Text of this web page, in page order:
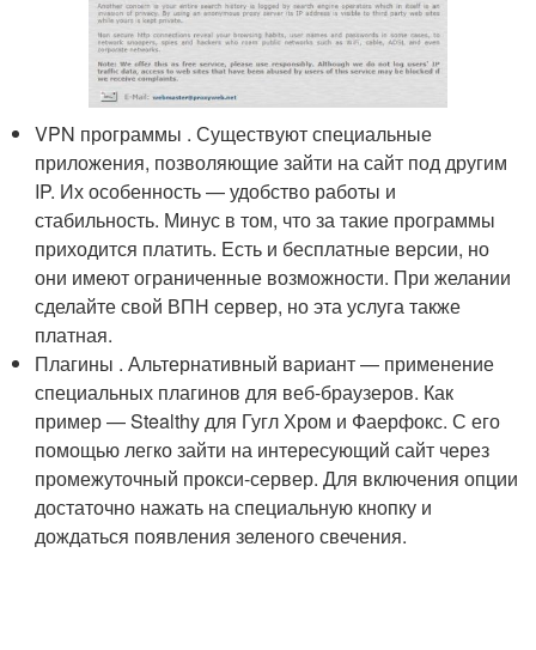
VPN программы . Существуют специальные
приложения, позволяющие зайти на сайт под другим
IP. Их особенность — удобство работы и
стабильность. Минус в том, что за такие программы
приходится платить. Есть и бесплатные версии, но
они имеют ограниченные возможности. При желании
сделайте свой ВПН сервер, но эта услуга также
платная.
Плагины . Альтернативный вариант — применение
специальных плагинов для веб-браузеров. Как
пример — Stealthy для Гугл Хром и Фаерфокс. С его
помощью легко зайти на интересующий сайт через
промежуточный прокси-сервер. Для включения опции
достаточно нажать на специальную кнопку и
дождаться появления зеленого свечения.